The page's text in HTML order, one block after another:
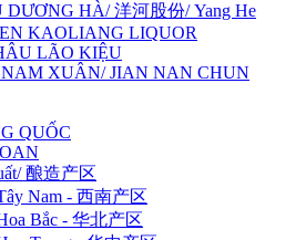
DƯƠNG HÀ/ 洋河股份/ Yang He
KAOLIANG LIQUOR
LÃO KIỆU
XUÂN/ JIAN NAN CHUN
QUỐC
酿造产区
Nam - 西南产区
Bắc - 华北产区